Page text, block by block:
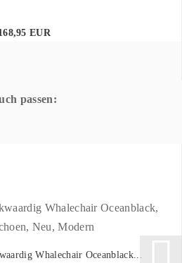
EUR
passen:
Whalechair Oceanblack...